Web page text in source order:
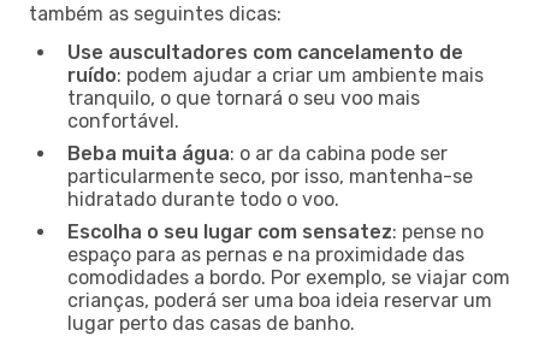
também as seguintes dicas:
Use auscultadores com cancelamento de
ruído: podem ajudar a criar um ambiente mais
tranquilo, o que tornará o seu voo mais
confortável.
Beba muita água: o ar da cabina pode ser
particularmente seco, por isso, mantenha-se
hidratado durante todo o voo.
Escolha o seu lugar com sensatez: pense no
espaço para as pernas e na proximidade das
comodidades a bordo. Por exemplo, se viajar com
crianças, poderá ser uma boa ideia reservar um
lugar perto das casas de banho.